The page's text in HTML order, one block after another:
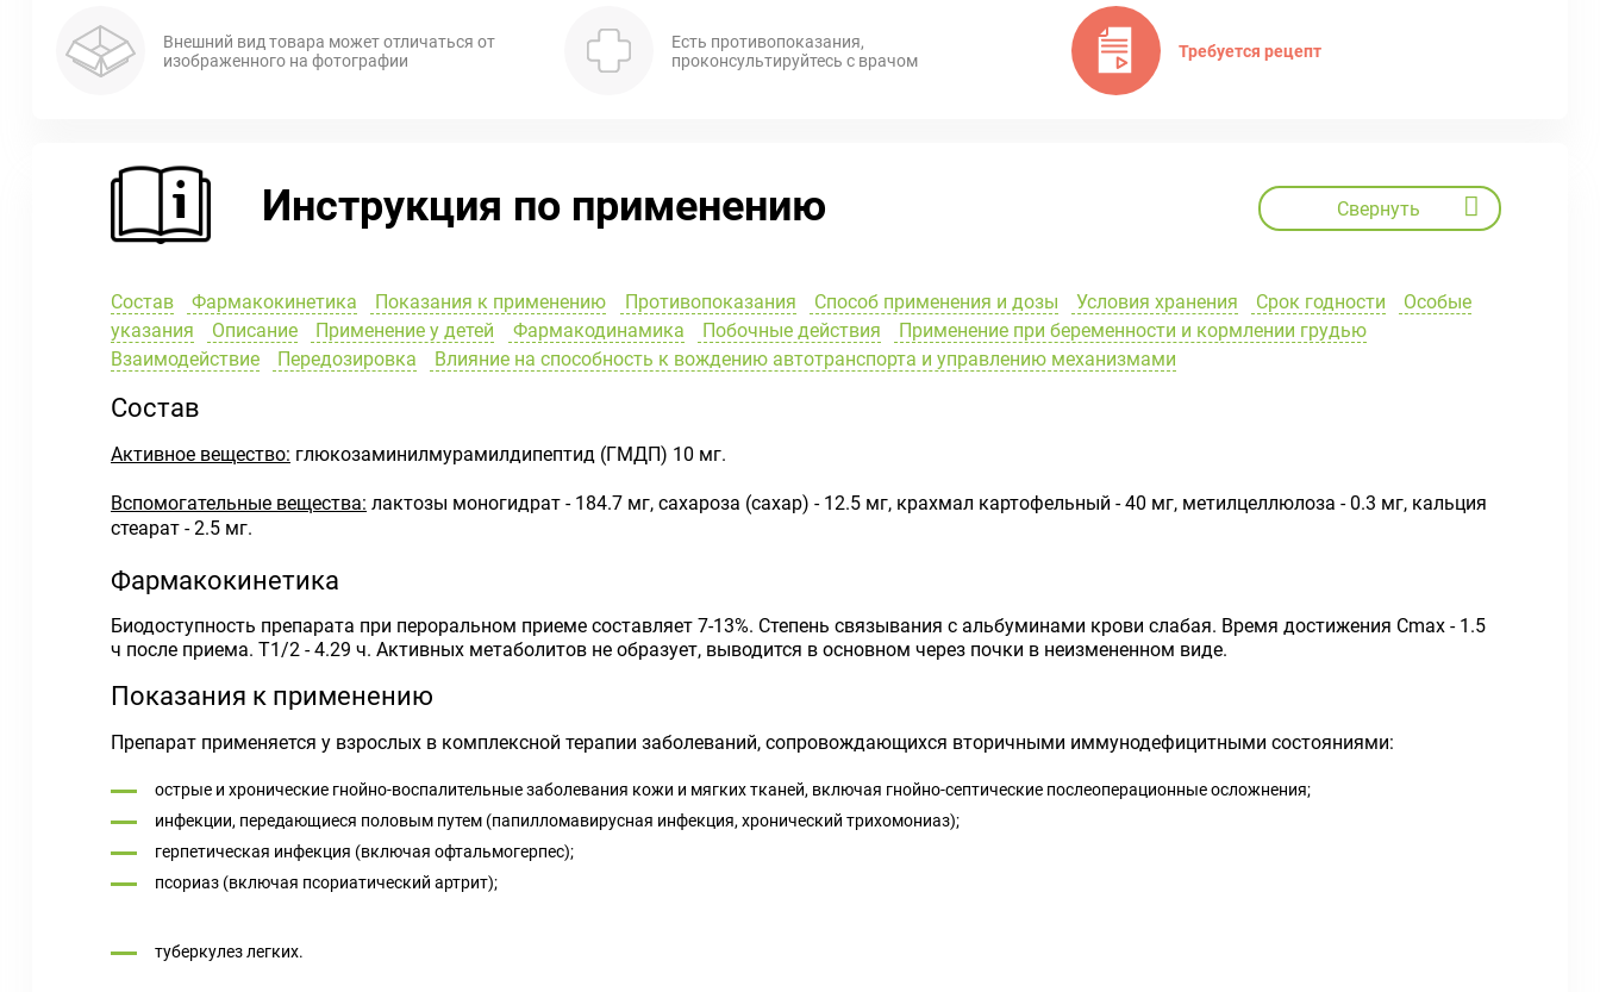
Внешний вид товара может отличаться от
изображенного на фотографии
Есть противопоказания,
проконсультируйтесь с врачом
Требуется рецепт
Инструкция по применению Свернуть
Состав Фармакокинетика Показания к применению Противопоказания Способ применения и дозы Условия хранения Срок годности
Особые
указания
Описание Применение у детей Фармакодинамика Побочные действия
Применение при беременности и кормлении грудью
Взаимодействие
Передозировка Влияние на способность к вождению автотранспорта и управлению механизмами
Состав
Активное вещество: глюкозаминилмурамилдипептид (ГМДП) 10 мг.
Вспомогательные вещества: лактозы моногидрат - 184.7 мг, сахароза (сахар) - 12.5 мг, крахмал картофельный - 40 мг, метилцеллюлоза - 0.3 мг, кальция
стеарат - 2.5 мг.
Фармакокинетика
Биодоступность препарата при пероральном приеме составляет 7-13%. Степень связывания с альбуминами крови слабая. Время достижения Cmax - 1.5
ч после приема. T1/2 - 4.29 ч. Активных метаболитов не образует, выводится в основном через почки в неизмененном виде.
Показания к применению
Препарат применяется у взрослых в комплексной терапии заболеваний, сопровождающихся вторичными иммунодефицитными состояниями:
острые и хронические гнойно-воспалительные заболевания кожи и мягких тканей, включая гнойно-септические послеоперационные осложнения;
инфекции, передающиеся половым путем (папилломавирусная инфекция, хронический трихомониаз);
герпетическая инфекция (включая офтальмогерпес);
псориаз (включая псориатический артрит);
туберкулез легких.